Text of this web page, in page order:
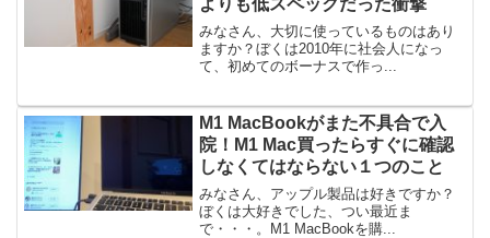
よりも低スペックだった衝撃
みなさん、大切に使っているものはあり
ますか？ぼくは2010年に社会人になっ
て、初めてのボーナスで作っ...
M1 MacBookがまた不具合で入
院！M1 Mac買ったらすぐに確認
しなくてはならない１つのこと
みなさん、アップル製品は好きですか？
ぼくは大好きでした、つい最近ま
で・・・。M1 MacBookを購...